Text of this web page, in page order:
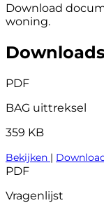
Download
woning.
PDF
BAG uittreksel
359 KB
Bekijken |
PDF
Vragenlijst